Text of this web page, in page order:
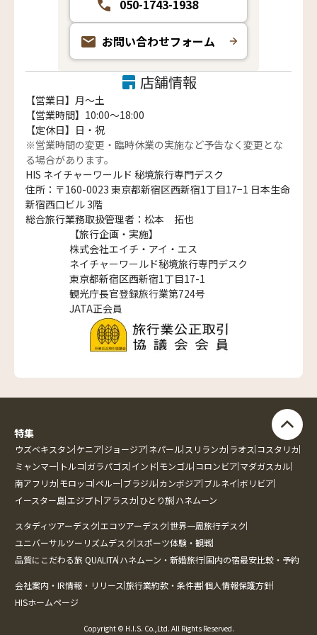
050-1743-1938
お問い合わせフォーム
店舗情報
【営業日】月〜土
【営業時間】10:00～18:00
【定休日】日・祝
※営業時間の変更・臨時休業の実施など予告なく変更とな
る場合があります。
HIS ネイチャーワールド 秘境旅行専門デスク
住所：〒160-0023 東京都新宿区西新宿1丁目17−1 日本生命
新宿西口ビル 3階
総合旅行業務取扱管理者：松本 拓也
【旅行企画・実施】
株式会社エイチ・アイ・エス
ネイチャーワールド秘境旅行専門デスク
東京都新宿区西新宿1丁目17-1
観光庁長官登録旅行業第724号
JATA正会員
特集
ウズベキスタン ケニア ジョージア ネパール スリランカ ラオス コスタリカ
ミャンマー トルコ ガラパゴス インド モンゴル コロンビア マダガスカル
南アフリカ モロッコ ペルー ブラジル カンボジア ブルネイ ボリビア
イースター島エジプト アラスカ ひとり旅 ハネムーン
スタディツアーデスク エコツアーデスク 世界一周旅行デスク
ユニバーサルツーリズムデスク スポーツ体験・観戦
品質にこだわる旅 QUALITA ハネムーン・新婚旅行 国内の宿最安比較・予約
会社案内・IR情報・リリース 旅行業約款・条件書個人情報保護方針
HISホームページ
Copyright © H.I.S. Co.,Ltd. All Rights Reserved.